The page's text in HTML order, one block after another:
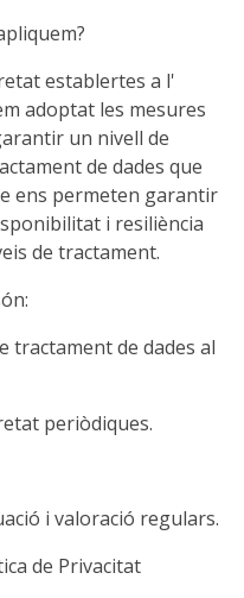
establertes a l'
adoptat les mesures
un nivell de
de dades que
ens permeten garantir
i resiliència
de tractament.
tractament de dades al
periòdiques.
i valoració regulars.
de Privacitat